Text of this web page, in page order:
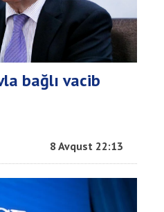
bağlı vacib
8 Avqust 22:13